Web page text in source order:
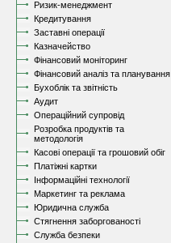
Ризик-менеджмент
Кредитування
Заставні операції
Казначейство
Фінансовий моніторинг
Фінансовий аналіз та планування
Бухоблік та звітність
Аудит
Операційний супровід
Розробка продуктів та
методологія
Касові операції та грошовий обіг
Платіжні картки
Інформаційні технології
Маркетинг та реклама
Юридична служба
Стягнення заборгованості
Служба безпеки